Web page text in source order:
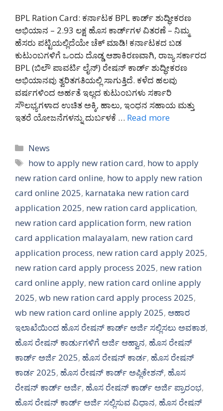
BPL Ration Card: ಕರ್ನಾಟಕ BPL ಕಾರ್ಡ್ ಶುದ್ಧೀಕರಣ
ಅಭಿಯಾನ – 2.93 ಲಕ್ಷ ಹೊಸ ಕಾರ್ಡ್‌ಗಳ ವಿತರಣೆ – ನಿಮ್ಮ
ಹೆಸರು ಪಟ್ಟಿಯಲ್ಲಿದೆಯೇ ಚೆಕ್ ಮಾಡಿ! ಕರ್ನಾಟಕದ ಬಡ
ಕುಟುಂಬಗಳಿಗೆ ಒಂದು ದೊಡ್ಡ ಆಶಾಕಿರಣವಾಗಿ, ರಾಜ್ಯ ಸರ್ಕಾರದ
BPL (ಬಿಲೌ ಪಾವರ್ಟಿ ಲೈನ್) ರೇಷನ್ ಕಾರ್ಡ್ ಶುದ್ಧೀಕರಣ
ಅಭಿಯಾನವು ತ್ವರಿತಗತಿಯಲ್ಲಿ ಸಾಗುತ್ತಿದೆ. ಕಳೆದ ಹಲವು
ವರ್ಷಗಳಿಂದ ಅರ್ಹತೆ ಇಲ್ಲದ ಕುಟುಂಬಗಳು ಸರ್ಕಾರಿ
ಸೌಲಭ್ಯಗಳಾದ ಉಚಿತ ಅಕ್ಕಿ, ಹಾಲು, ಇಂಧನ ಸಹಾಯ ಮತ್ತು
ಇತರೆ ಯೋಜನೆಗಳನ್ನು ದುರ್ಬಳಕೆ … Read more
Categories
News
Tags
how to apply new ration card, how to apply
new ration card online, how to apply new ration
card online 2025, karnataka new ration card
application 2025, new ration card application,
new ration card application form, new ration
card application malayalam, new ration card
application process, new ration card apply 2025,
new ration card apply process 2025, new ration
card online apply, new ration card online apply
2025, wb new ration card apply process 2025,
wb new ration card online apply 2025, ಆಹಾರ
ಇಲಾಖೆಯಿಂದ ಹೊಸ ರೇಷನ್ ಕಾರ್ಡ್ ಅರ್ಜಿ ಸಲ್ಲಿಸಲು ಅವಕಾಶ,
ಹೊಸ ರೇಷನ್ ಕಾರ್ಡುಗಳಿಗೆ ಅರ್ಜಿ ಆಹ್ವಾನ, ಹೊಸ ರೇಷನ್
ಕಾರ್ಡ್ ಅರ್ಜಿ 2025, ಹೊಸ ರೇಷನ್ ಕಾರ್ಡ, ಹೊಸ ರೇಷನ್
ಕಾರ್ಡ 2025, ಹೊಸ ರೇಷನ್ ಕಾರ್ಡ್ ಅಪ್ಲಿಕೇಶನ್, ಹೊಸ
ರೇಷನ್ ಕಾರ್ಡ್ ಅರ್ಜಿ, ಹೊಸ ರೇಷನ್ ಕಾರ್ಡ್ ಅರ್ಜಿ ಪ್ರಾರಂಭ,
ಹೊಸ ರೇಷನ್ ಕಾರ್ಡ್ ಅರ್ಜಿ ಸಲ್ಲಿಸುವ ವಿಧಾನ, ಹೊಸ ರೇಷನ್